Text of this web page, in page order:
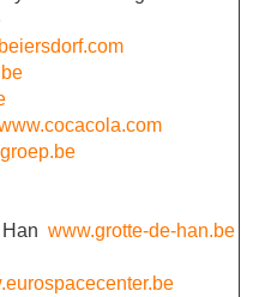
www.grotte-de-han.be